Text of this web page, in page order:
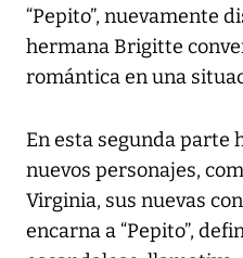
“Pepito”, nuevamente
hermana Brigitte
romántica en una
En esta segunda parte
nuevos personajes,
Virginia, sus nuevas
encarna a “Pepito”,